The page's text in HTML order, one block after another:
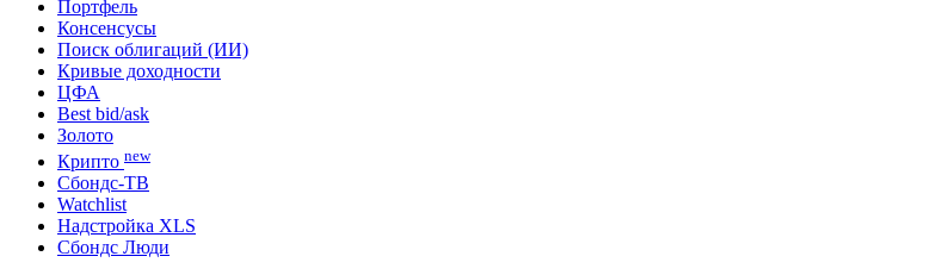
Войти Зарегистрироваться
Портфель
Консенсусы
Поиск облигаций (ИИ)
Кривые доходности
ЦФА
Best bid/ask
Золото
Криптоnew
Сбондс-ТВ